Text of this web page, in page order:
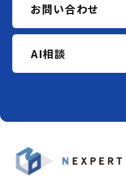
お問い合わせ
AI相談